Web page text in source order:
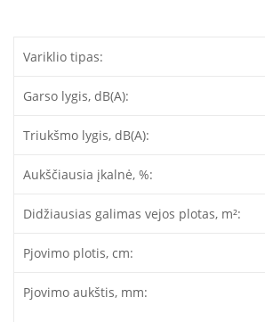
Variklio tipas:
Garso lygis, dB(A):
Triukšmo lygis, dB(A):
Aukščiausia įkalnė, %:
Didžiausias galimas vejos plotas, m²:
Pjovimo plotis, cm:
Pjovimo aukštis, mm: